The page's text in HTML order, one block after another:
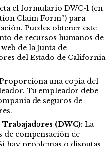
el formulario DWC-1 (en
Claim Form”) para
Puedes obtener este
de recursos humanos de
de la Junta de
del Estado de California
Proporciona una copia del
Tu empleador debe
de seguros de
(DWC): La
de compensación de
hay problemas o disputas